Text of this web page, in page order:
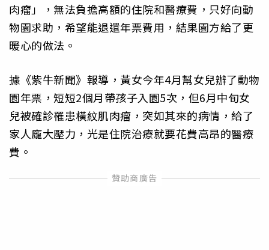
肉瘤」，無法負擔高額的住院和醫療費，只好向動
物園求助，希望能退還年票費用，結果園方給了更
暖心的做法。
據《紫牛新聞》報導，黃女今年4月幫女兒辦了動物
園年票，短短2個月帶孩子入園5次，但6月中旬女
兒被確診罹患橫紋肌肉瘤，突如其來的病情，給了
家人龐大壓力，光是住院治療就要花費高昂的醫療
費。